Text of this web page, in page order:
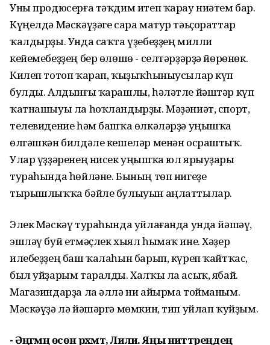
Уны продюсерға тәҡдим итеп ҡарау ниәтем бар.
Күңелдә Мәскәүҙәге сара матур тәьҫораттар
ҡалдырҙы. Унда саҡта үҙебеҙҙең милли
кейемебеҙҙең бер өлөшө - селтәрҙәрҙә йөрөнөк.
Килеп тотоп ҡарап, ҡыҙыҡһыныусылар күп
булды. Алдынғы ҡарашлы, һәләтле йәштәр күп
ҡатнашыуы ла һоҡландырҙы. Мәҙәниәт, спорт,
телевидение һәм башҡа өлкәләрҙә уңышҡа
өлгәшкән билдәле кешеләр менән осраштыҡ.
Улар үҙҙәренең нисек уңышҡа юл ярыуҙары
тураһында һөйләне. Бының төп нигеҙе
тырышлыҡҡа бәйле булыуын аңлаттылар.
Элек Мәскәү тураһында уйлағанда унда йәшәү,
эшләү буй етмәҫлек хыял һымаҡ ине. Хәҙер
илебеҙҙең баш ҡалаһын барып, күреп ҡайтҡас,
был уйҙарым таралды. Халҡы ла асыҡ, ябай.
Магазиндарҙа ла әллә ни айырма тойманым.
Мәскәүҙә лә йәшәргә мөмкин, тип уйлап ҡуйҙым.
- Әңгәмәң өсөн рәхмәт, Лилиә. Яңы ниәттәреңдең